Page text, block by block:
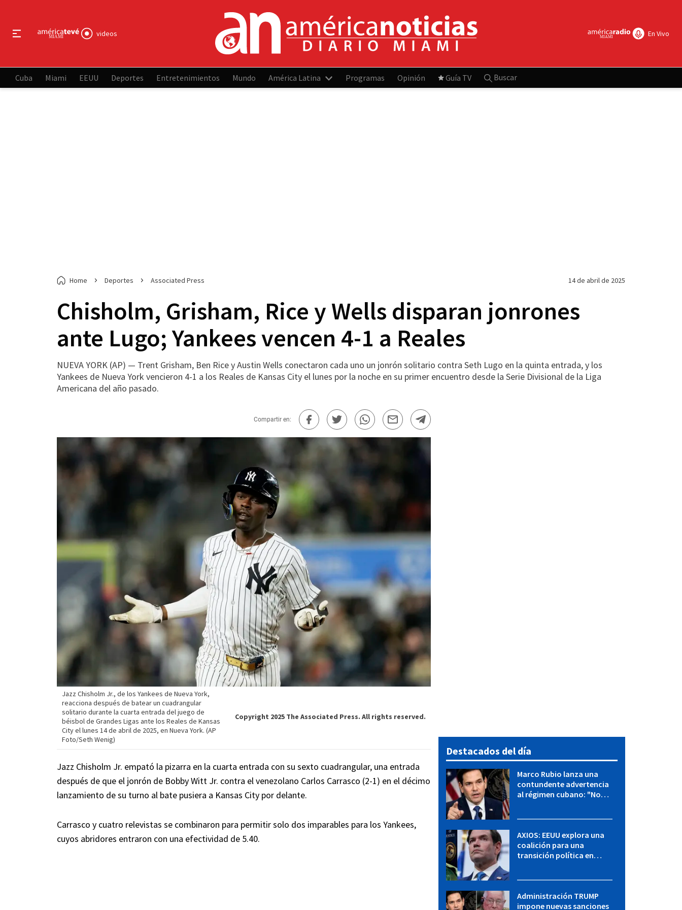
videos En Vivo
Cuba Miami EEUU Deportes Entretenimientos Mundo América Latina Programas Opinión Guía TV Buscar
Home Deportes Associated Press 14 de abril de 2025
Chisholm, Grisham, Rice y Wells disparan jonrones
ante Lugo; Yankees vencen 4-1 a Reales
NUEVA YORK (AP) — Trent Grisham, Ben Rice y Austin Wells conectaron cada uno un jonrón solitario contra Seth Lugo en la quinta entrada, y los
Yankees de Nueva York vencieron 4-1 a los Reales de Kansas City el lunes por la noche en su primer encuentro desde la Serie Divisional de la Liga
Americana del año pasado.
Compartir en:
Jazz Chisholm Jr., de los Yankees de Nueva York,
reacciona después de batear un cuadrangular
solitario durante la cuarta entrada del juego de
béisbol de Grandes Ligas ante los Reales de Kansas
City el lunes 14 de abril de 2025, en Nueva York. (AP
Foto/Seth Wenig)
Copyright 2025 The Associated Press. All rights reserved.
Jazz Chisholm Jr. empató la pizarra en la cuarta entrada con su sexto cuadrangular, una entrada
después de que el jonrón de Bobby Witt Jr. contra el venezolano Carlos Carrasco (2-1) en el décimo
lanzamiento de su turno al bate pusiera a Kansas City por delante.
Carrasco y cuatro relevistas se combinaron para permitir solo dos imparables para los Yankees,
cuyos abridores entraron con una efectividad de 5.40.
Destacados del día
Marco Rubio lanza una
contundente advertencia
al régimen cubano: "No
AXIOS: EEUU explora una
coalición para una
transición política en
Administración TRUMP
impone nuevas sanciones